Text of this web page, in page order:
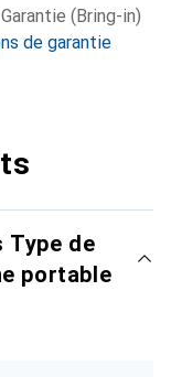
(Bring-in)
de garantie
Type de
portable